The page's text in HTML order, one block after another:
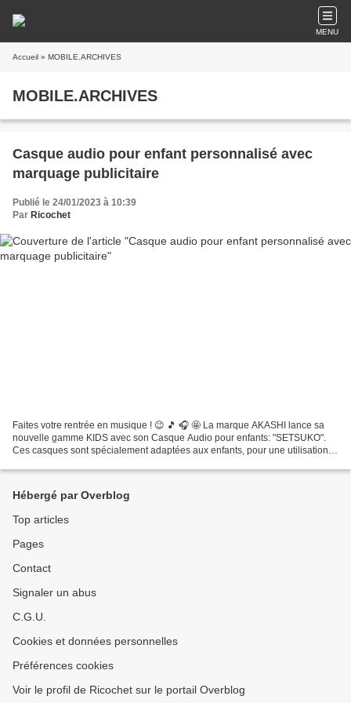
MENU
Accueil » MOBILE.ARCHIVES
MOBILE.ARCHIVES
Casque audio pour enfant personnalisé avec
marquage publicitaire
Publié le 24/01/2023 à 10:39
Par Ricochet
Faites votre rentrée en musique ! 😉 🎵 🎧 🤩 La marque AKASHI lance sa
nouvelle gamme KIDS avec son Casque Audio pour enfants: "SETSUKO".
Ces casques sont spécialement adaptées aux enfants, pour une utilisation
Hébergé par Overblog
Top articles
Pages
Contact
Signaler un abus
C.G.U.
Cookies et données personnelles
Préférences cookies
Voir le profil de Ricochet sur le portail Overblog